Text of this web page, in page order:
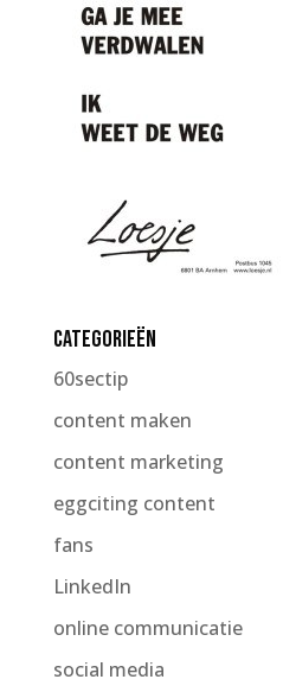
Categorieën
60sectip
content maken
content marketing
eggciting content
fans
LinkedIn
online communicatie
social media